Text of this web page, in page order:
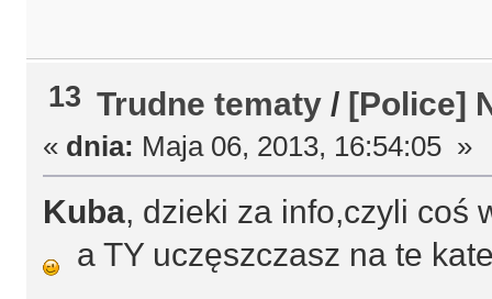
13 Trudne tematy / [Police]
« dnia: Maja 06, 2013, 16:54:05 »
Kuba, dzieki za info,czyli coś
a TY uczęszczasz na te